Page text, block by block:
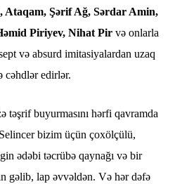
Ataqam, Şərif Ağ, Sərdar Amin,
Piriyev, Nihat Pir və onlarla
və absurd imitasiyalardan uzaq
cəhdlər edirlər.
təşrif buyurmasını hərfi qavramda
bizim üçün çoxölçülü,
ədəbi təcrübə qaynağı və bir
gəlib, lap əvvəldən. Və hər dəfə